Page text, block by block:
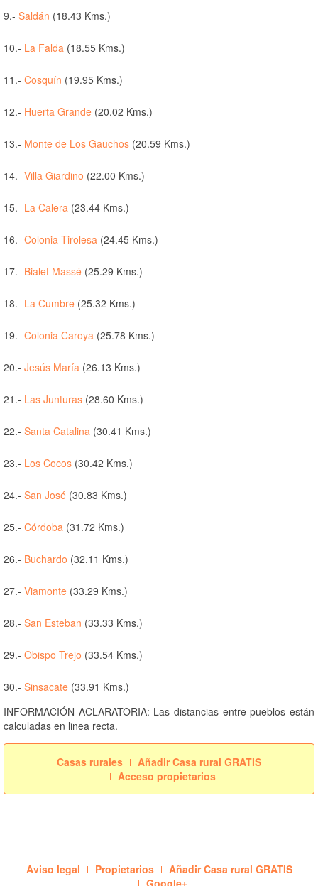
9.- Saldán (18.43 Kms.)
10.- La Falda (18.55 Kms.)
11.- Cosquín (19.95 Kms.)
12.- Huerta Grande (20.02 Kms.)
13.- Monte de Los Gauchos (20.59 Kms.)
14.- Villa Giardino (22.00 Kms.)
15.- La Calera (23.44 Kms.)
16.- Colonia Tirolesa (24.45 Kms.)
17.- Bialet Massé (25.29 Kms.)
18.- La Cumbre (25.32 Kms.)
19.- Colonia Caroya (25.78 Kms.)
20.- Jesús María (26.13 Kms.)
21.- Las Junturas (28.60 Kms.)
22.- Santa Catalina (30.41 Kms.)
23.- Los Cocos (30.42 Kms.)
24.- San José (30.83 Kms.)
25.- Córdoba (31.72 Kms.)
26.- Buchardo (32.11 Kms.)
27.- Viamonte (33.29 Kms.)
28.- San Esteban (33.33 Kms.)
29.- Obispo Trejo (33.54 Kms.)
30.- Sinsacate (33.91 Kms.)
INFORMACIÓN ACLARATORIA: Las distancias entre pueblos están
calculadas en linea recta.
Casas rurales
Añadir Casa rural GRATIS
Acceso propietarios
Aviso legal Propietarios
Añadir Casa rural GRATIS
Google+